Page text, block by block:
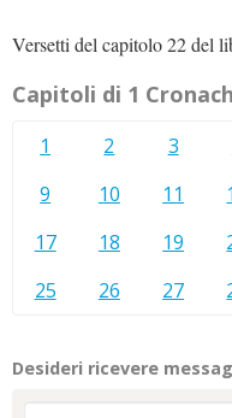
Versetti del capitolo 22 del
Capitoli di 1
1 2 3
9
10 11
17
18 19
25
26 27
Desideri ricevere